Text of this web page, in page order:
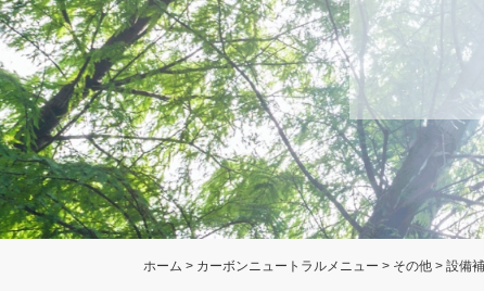
ホーム > カーボンニュートラルメニュー > その他 > 設備